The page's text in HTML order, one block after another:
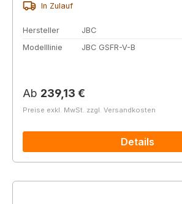
In Zulauf
Hersteller
JBC
Modelllinie
JBC GSFR-V-B
Regulärer Preis:
Ab 239,13 €
Preise exkl. MwSt. zzgl. Versandkosten
Details